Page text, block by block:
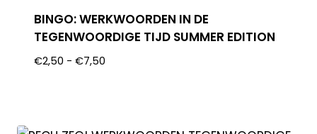
BINGO: WERKWOORDEN IN DE
TEGENWOORDIGE TIJD SUMMER EDITION
€2,50 - €7,50